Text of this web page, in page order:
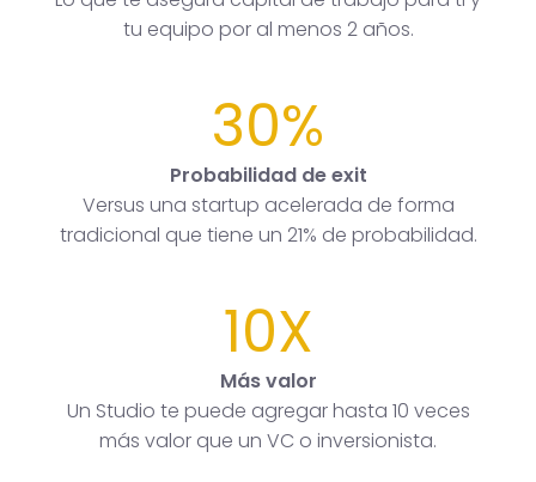
tu equipo por al menos 2 años.
30%
Probabilidad de exit
Versus una startup acelerada de forma
tradicional que tiene un 21% de probabilidad.
10X
Más valor
Un Studio te puede agregar hasta 10 veces
más valor que un VC o inversionista.